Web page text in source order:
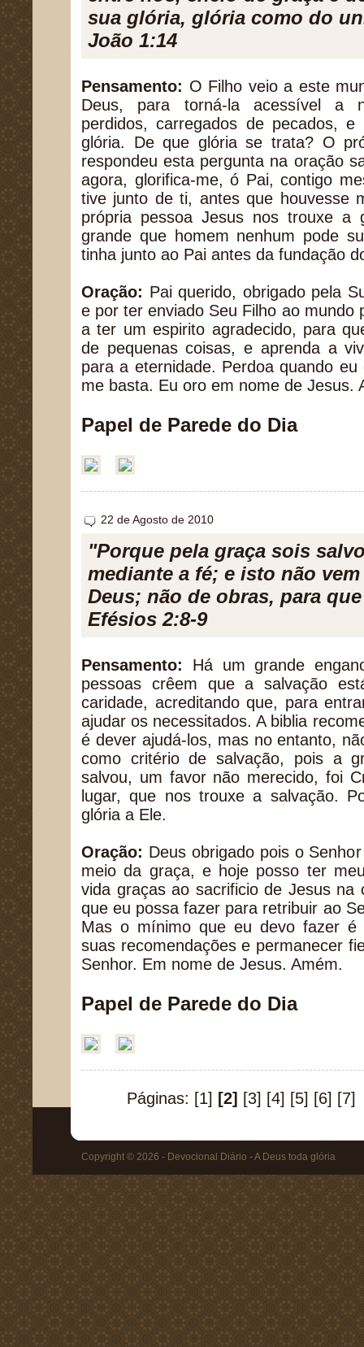
sua glória, glória como do
João 1:14
Pensamento: O Filho veio a este
Deus, para torná-la acessível a
perdidos, carregados de pecados,
glória. De que glória se trata? O
respondeu esta pergunta na oração
agora, glorifica-me, ó Pai, contigo
tive junto de ti, antes que houvesse
própria pessoa Jesus nos trouxe a
grande que homem nenhum pode
tinha junto ao Pai antes da fundação
Oração: Pai querido, obrigado pela
e por ter enviado Seu Filho ao mundo
a ter um espirito agradecido, para
de pequenas coisas, e aprenda a
para a eternidade. Perdoa quando
me basta. Eu oro em nome de Jesus.
Papel de Parede do Dia
22 de Agosto de 2010
"Porque pela graça sois
mediante a fé; e isto não
Deus; não de obras, para
Efésios 2:8-9
Pensamento: Há um grande
pessoas crêem que a salvação
caridade, acreditando que, para
ajudar os necessitados. A biblia
é dever ajudá-los, mas no entanto,
como critério de salvação, pois a
salvou, um favor não merecido, foi
lugar, que nos trouxe a salvação.
glória a Ele.
Oração: Deus obrigado pois o
meio da graça, e hoje posso ter
vida graças ao sacrificio de Jesus na
que eu possa fazer para retribuir ao
Mas o mínimo que eu devo fazer é
suas recomendações e permanecer
Senhor. Em nome de Jesus. Amém.
Papel de Parede do Dia
Páginas: [1] [2] [3] [4] [5] [6] [7]
Copyright © 2026 - Devocional Diário - A Deus toda glória